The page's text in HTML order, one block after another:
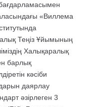
«Виллема
Теңіз Ұйымының
Халықаралық
барлық
кәсіби
даярлау
әзірлеген 3